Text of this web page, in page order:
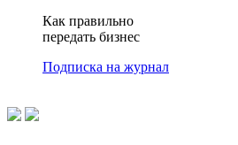
Как правильно
передать бизнес
Подписка на журнал